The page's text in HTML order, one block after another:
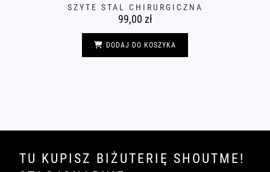
SZYTE STAL CHIRURGICZNA
99,00 zł
DODAJ DO KOSZYKA
TU KUPISZ BIŻUTERIĘ SHOUTME!